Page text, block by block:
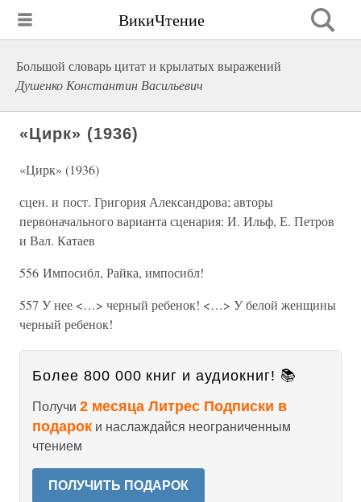
ВикиЧтение
Большой словарь цитат и крылатых выражений
Душенко Константин Васильевич
«Цирк» (1936)
«Цирк» (1936)
сцен. и пост. Григория Александрова; авторы
первоначального варианта сценария: И. Ильф, Е. Петров
и Вал. Катаев
556 Импосибл, Райка, импосибл!
557 У нее <…> черный ребенок! <…> У белой женщины
черный ребенок!
Более 800 000 книг и аудиокниг! 📚
Получи 2 месяца Литрес Подписки в
подарок и наслаждайся неограниченным
чтением
ПОЛУЧИТЬ ПОДАРОК